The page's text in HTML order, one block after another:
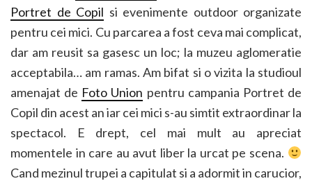
Portret de Copil si evenimente outdoor organizate
pentru cei mici. Cu parcarea a fost ceva mai complicat,
dar am reusit sa gasesc un loc; la muzeu aglomeratie
acceptabila… am ramas. Am bifat si o vizita la studioul
amenajat de Foto Union pentru campania Portret de
Copil din acest an iar cei mici s-au simtit extraordinar la
spectacol. E drept, cel mai mult au apreciat
momentele in care au avut liber la urcat pe scena.
Cand mezinul trupei a capitulat si a adormit in carucior,